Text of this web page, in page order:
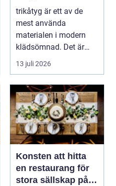
trikåtyg är ett av de
mest använda
materialen i modern
klädsömnad. Det är
mjukt, elastiskt och
formb...
13 juli 2026
Konsten att hitta
en restaurang för
stora sällskap på